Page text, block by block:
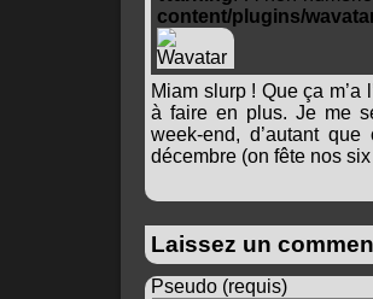
content/plugins/
Miam slurp ! Que ça
à faire en plus. Je me
week-end, d’autant
décembre (on fête nos six
Laissez un
Pseudo (requis)